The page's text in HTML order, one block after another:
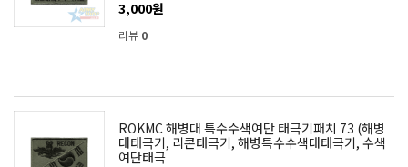
3,000원
리뷰 0
ROKMC 해병대 특수수색여단 태극기패치 73 (해병
대태극기, 리콘태극기, 해병특수수색대태극기, 수색
여단태극